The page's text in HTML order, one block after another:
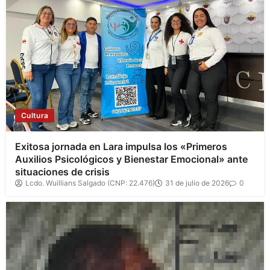
Cultura
Exitosa jornada en Lara impulsa los «Primeros
Auxilios Psicológicos y Bienestar Emocional» ante
situaciones de crisis
Lcdo. Wuillians Salgado (CNP: 22.476) 31 de julio de 2026 0